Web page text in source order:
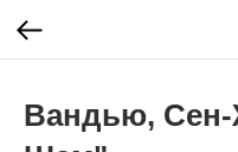
Вандью,